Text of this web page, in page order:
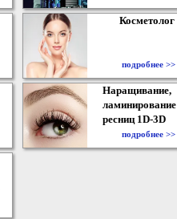
Косметолог
подробнее >>
Наращивание,
ламинирование
ресниц 1D-3D
подробнее >>